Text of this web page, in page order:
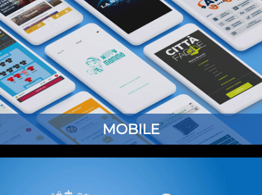
MOBILE